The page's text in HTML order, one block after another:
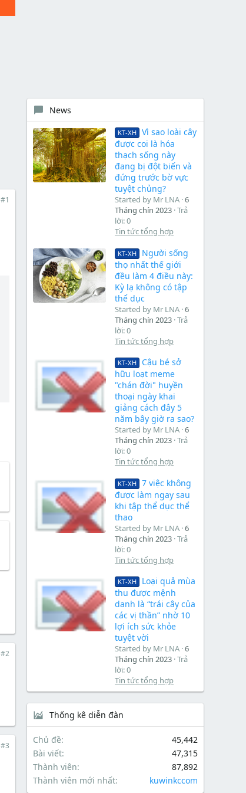
#1
#2
#3
News
KT-XH
Vì sao loài cây
được coi là hóa
thạch sống này
đang bị đột biến và
đứng trước bờ vực
tuyệt chủng?
Started by Mr LNA 6
Tháng chín 2023 Trả
lời: 0
Tin tức tổng hợp
KT-XH
Người sống
thọ nhất thế giới
đều làm 4 điều này:
Kỳ lạ không có tập
thể dục
Started by Mr LNA 6
Tháng chín 2023 Trả
lời: 0
Tin tức tổng hợp
KT-XH
Cậu bé sở
hữu loạt meme
"chán đời" huyền
thoại ngày khai
giảng cách đây 5
năm bây giờ ra sao?
Started by Mr LNA 6
Tháng chín 2023 Trả
lời: 0
Tin tức tổng hợp
KT-XH
7 việc không
được làm ngay sau
khi tập thể dục thể
thao
Started by Mr LNA 6
Tháng chín 2023 Trả
lời: 0
Tin tức tổng hợp
KT-XH
Loại quả mùa
thu được mệnh
danh là “trái cây của
các vị thần” nhờ 10
lợi ích sức khỏe
tuyệt vời
Started by Mr LNA 6
Tháng chín 2023 Trả
lời: 0
Tin tức tổng hợp
Thống kê diễn đàn
Chủ đề
45,442
Bài viết
47,315
Thành viên
87,892
Thành viên mới nhất
kuwinkccom